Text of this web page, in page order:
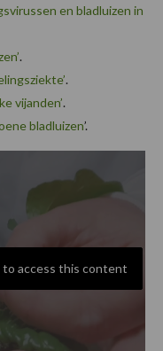
en bladluizen in
.
.
vijanden’.
bladluizen’.
access this content